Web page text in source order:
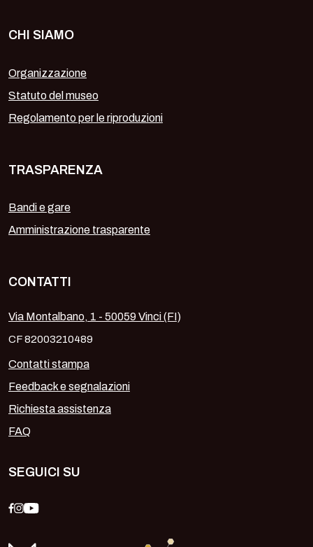
CHI SIAMO
Organizzazione
Statuto del museo
Regolamento per le riproduzioni
TRASPARENZA
Bandi e gare
Amministrazione trasparente
CONTATTI
Via Montalbano, 1 - 50059 Vinci (FI)
CF 82003210489
Contatti stampa
Feedback e segnalazioni
Richiesta assistenza
FAQ
SEGUICI SU